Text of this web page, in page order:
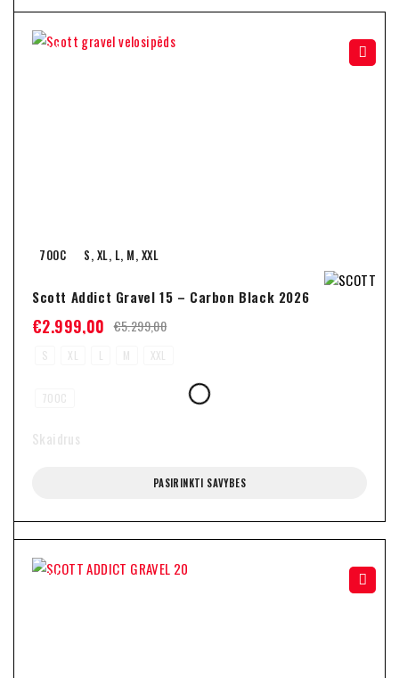
-43%
700C S, XL, L, M, XXL
Scott Addict Gravel 15 – Carbon Black 2026
€5.299,00
€2.999,00
S XL L M XXL
700C
Skaidrus
PASIRINKTI SAVYBES
-41%